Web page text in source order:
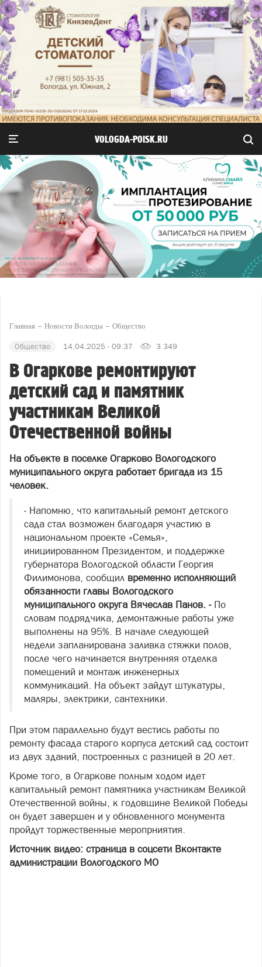
VOLOGDA-POISK.RU
Главная Новости Вологды Общество
Общество 14.04.2025 - 09:37 3 349
В Огаркове ремонтируют
детский сад и памятник
участникам Великой
Отечественной войны
На объекте в поселке Огарково Вологодского
муниципального округа работает бригада из 15
человек.
- Напомню, что капитальный ремонт детского
сада стал возможен благодаря участию в
национальном проекте «Семья»,
инициированном Президентом, и поддержке
губернатора Вологодской области Георгия
Филимонова, сообщил временно исполняющий
обязанности главы Вологодского
муниципального округа Вячеслав Панов. -По
словам подрядчика, демонтажные работы уже
выполнены на 95%. В начале следующей
недели запланирована заливка стяжки полов,
после чего начинается внутренняя отделка
помещений и монтаж инженерных
коммуникаций. На объект зайдут штукатуры,
маляры, электрики, сантехники.
При этом параллельно будут вестись работы по
ремонту фасада старого корпуса детский сад состоит
из двух зданий, построенных с разницей в 20 лет.
Кроме того, в Огаркове полным ходом идет
капитальный ремонт памятника участникам Великой
Отечественной войны, к годовщине Великой Победы
он будет завершен и у обновленного монумента
пройдут торжественные меропрниятия.
Источник видео: страница в соцсети Вконтакте
администрации Вологодского МО